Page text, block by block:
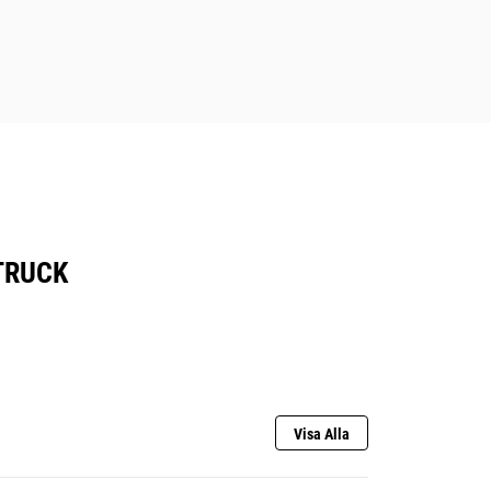
Visa Alla